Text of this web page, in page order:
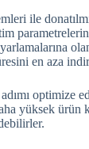
ile
en aza
optimize
yüksek ürün